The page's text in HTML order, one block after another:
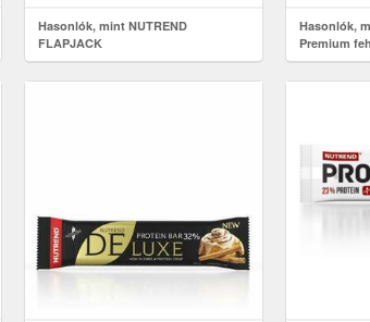
Hasonlók, mint NUTREND
FLAPJACK
Hasonlók,
Premium